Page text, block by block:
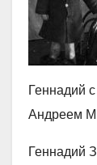
Геннадий
Андреем
Геннадий